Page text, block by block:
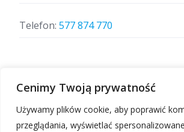
Cenimy Twoją prywatność
Używamy plików cookie, aby poprawić
przeglądania, wyświetlać
Telefon: 577 874 770